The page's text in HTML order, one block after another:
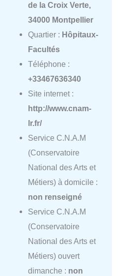
de la Croix Verte,
34000 Montpellier
Quartier : Hôpitaux-
Facultés
Téléphone :
+33467636340
Site internet :
http://www.cnam-
lr.fr/
Service C.N.A.M
(Conservatoire
National des Arts et
Métiers) à domicile :
non renseigné
Service C.N.A.M
(Conservatoire
National des Arts et
Métiers) ouvert
dimanche : non